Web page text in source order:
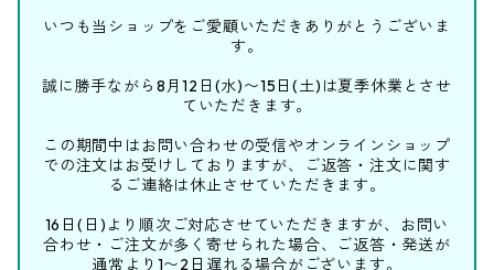
いつも当ショップをご愛顧いただきありがとうございま
す。
誠に勝手ながら8月12日(水)〜15日(土)は夏季休業とさせ
ていただきます。
この期間中はお問い合わせの受信やオンラインショップ
での注文はお受けしておりますが、ご返答・注文に関す
るご連絡は休止させていただきます。
16日(日)より順次ご対応させていただきますが、お問い
合わせ・ご注文が多く寄せられた場合、ご返答・発送が
通常より1〜2日遅れる場合がございます。